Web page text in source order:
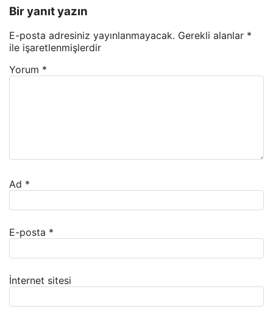
Bir yanıt yazın
E-posta adresiniz yayınlanmayacak. Gerekli alanlar *
ile işaretlenmişlerdir
Yorum *
Ad *
E-posta *
İnternet sitesi